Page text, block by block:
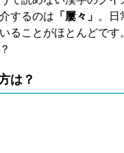
するのは 「屢々」 。日
ることがほとんどです
は？